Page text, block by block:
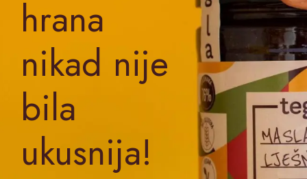
hrana
nikad nije
bila
ukusnija!